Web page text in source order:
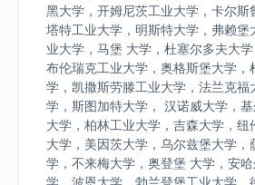
黑大学，开姆尼茨工业大学，卡尔斯
塔特工业大学，明斯特大学，弗赖堡
业大学，马堡 大学，杜塞尔多夫大学
布伦瑞克工业大学，奥格斯堡大学，
学，凯撒斯劳滕工业大学，法兰克福
学，斯图加特大学， 汉诺威大学，
大学，柏林工业大学，吉森大学，纽
大学，美因茨大学，乌尔兹堡大学，
学，不来梅大学，奥登堡 大学，安
学，波恩大学，勃兰登堡工业大学，